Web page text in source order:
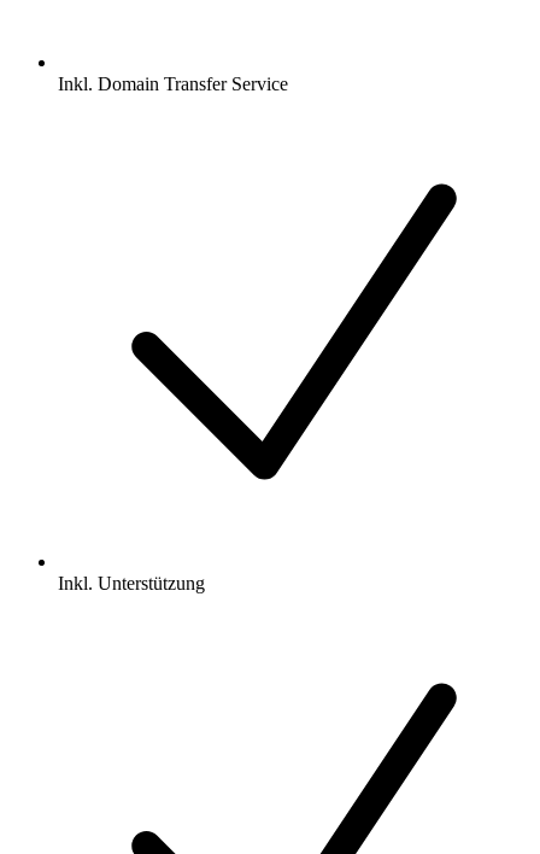
Inkl. Domain Transfer Service
Inkl. Unterstützung